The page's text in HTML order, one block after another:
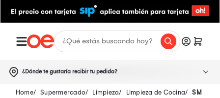
¿Dónde te gustaría recibir tu pedido?
Supermercado Limpieza Limpieza de Cocina SM